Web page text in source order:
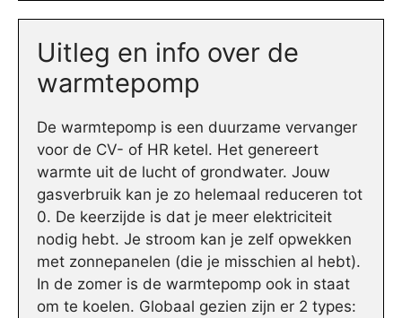
Uitleg en info over de
warmtepomp
De warmtepomp is een duurzame vervanger
voor de CV- of HR ketel. Het genereert
warmte uit de lucht of grondwater. Jouw
gasverbruik kan je zo helemaal reduceren tot
0. De keerzijde is dat je meer elektriciteit
nodig hebt. Je stroom kan je zelf opwekken
met zonnepanelen (die je misschien al hebt).
In de zomer is de warmtepomp ook in staat
om te koelen. Globaal gezien zijn er 2 types: